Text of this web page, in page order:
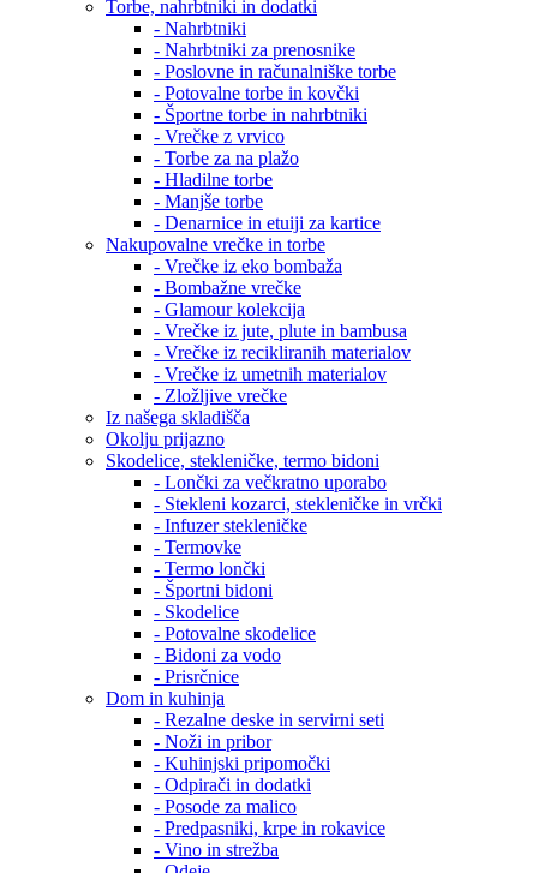
Torbe, nahrbtniki in dodatki
- Nahrbtniki
- Nahrbtniki za prenosnike
- Poslovne in računalniške torbe
- Potovalne torbe in kovčki
- Športne torbe in nahrbtniki
- Vrečke z vrvico
- Torbe za na plažo
- Hladilne torbe
- Manjše torbe
- Denarnice in etuiji za kartice
Nakupovalne vrečke in torbe
- Vrečke iz eko bombaža
- Bombažne vrečke
- Glamour kolekcija
- Vrečke iz jute, plute in bambusa
- Vrečke iz recikliranih materialov
- Vrečke iz umetnih materialov
- Zložljive vrečke
Iz našega skladišča
Okolju prijazno
Skodelice, stekleničke, termo bidoni
- Lončki za večkratno uporabo
- Stekleni kozarci, stekleničke in vrčki
- Infuzer stekleničke
- Termovke
- Termo lončki
- Športni bidoni
- Skodelice
- Potovalne skodelice
- Bidoni za vodo
- Prisrčnice
Dom in kuhinja
- Rezalne deske in servirni seti
- Noži in pribor
- Kuhinjski pripomočki
- Odpirači in dodatki
- Posode za malico
- Predpasniki, krpe in rokavice
- Vino in strežba